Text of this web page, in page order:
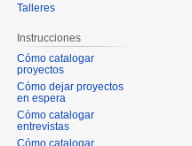
Talleres
Instrucciones
Cómo catalogar
proyectos
Cómo dejar proyectos
en espera
Cómo catalogar
entrevistas